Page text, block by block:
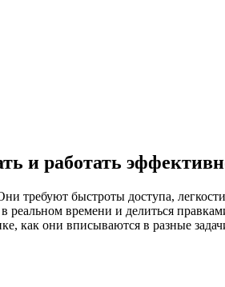
и работать
требуют быстроты доступа,
времени и делиться
как они вписываются в разные